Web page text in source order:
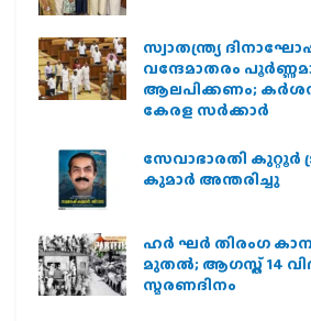
സ്വാതന്ത്ര്യ
വന്ദേമാതരം
ആലപിക്കണം; കർശന
കേരള സർക്കാർ
സേവാഭാരതി
കുമാർ അന്തരിച്ചു
ഹര്‍ ഘര്‍ തിരംഗ
മുതല്‍; ആഗസ്ത് 14
സ്മരണദിനം